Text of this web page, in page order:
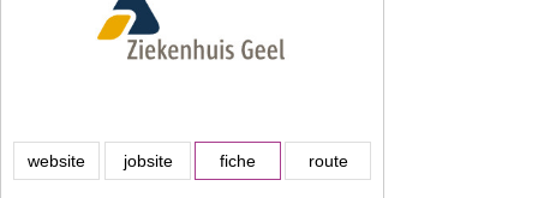
website jobsite fiche route